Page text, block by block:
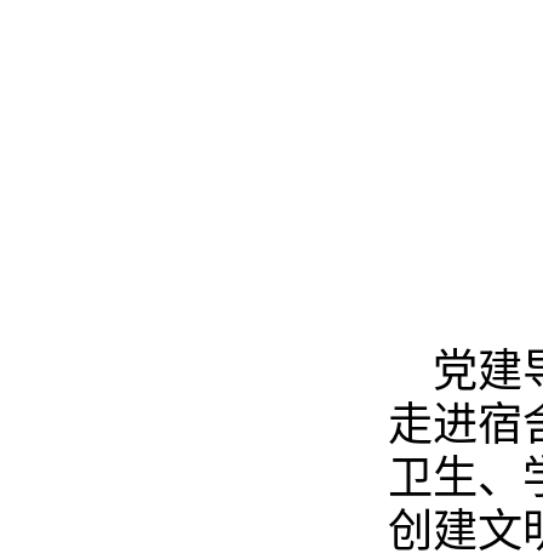
党建
走进宿
卫生、
创建文